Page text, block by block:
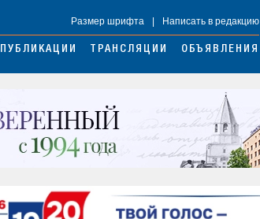
Размер шрифта Написать в редакцию
ПУБЛИКАЦИИ ТРАНСЛЯЦИИ ОБЪЯВЛЕНИЯ